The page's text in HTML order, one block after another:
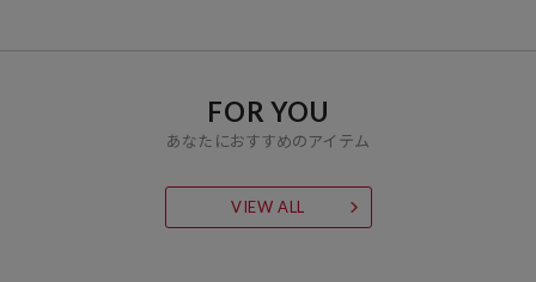
FOR YOU
あなたにおすすめのアイテム
VIEW ALL